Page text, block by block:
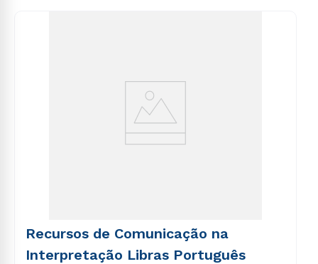
Recursos de Comunicação na
Interpretação Libras Português